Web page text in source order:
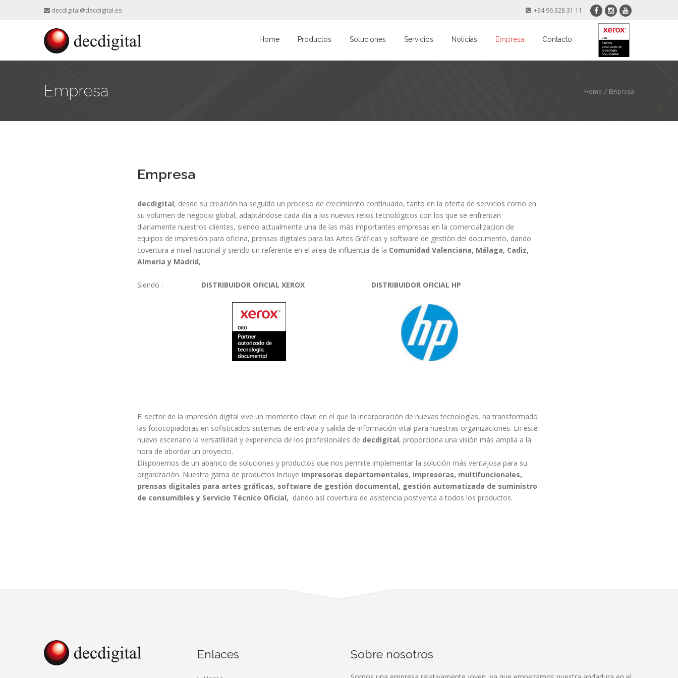
decdigital@decdigital.es +34 96 328 31 11
Home Productos Soluciones Servicios Noticias Empresa Contacto
Empresa Home / Empresa
Empresa
decdigital, desde su creación ha seguido un proceso de crecimiento continuado, tanto en la oferta de servicios como en
su volumen de negocio global, adaptándose cada día a los nuevos retos tecnológicos con los que se enfrentan
diariamente nuestros clientes, siendo actualmente una de las más importantes empresas en la comercializacion de
equipos de impresión para oficina, prensas digitales para las Artes Gráficas y software de gestión del documento, dando
covertura a nivel nacional y siendo un referente en el area de influencia de la Comunidad Valenciana, Málaga, Cadiz,
Almeria y Madrid,
Siendo : DISTRIBUIDOR OFICIAL XEROX DISTRIBUIDOR OFICIAL HP
El sector de la impresión digital vive un momento clave en el que la incorporación de nuevas tecnologías, ha transformado
las fotocopiadoras en sofisticados sistemas de entrada y salida de información vital para nuestras organizaciones. En este
nuevo escenario la versatilidad y experiencia de los profesionales de decdigital, proporciona una visión más amplia a la
hora de abordar un proyecto.
Disponemos de un abanico de soluciones y productos que nos permite implementar la solución más ventajosa para su
organización. Nuestra gama de productos incluye impresoras departamentales, impresoras, multifuncionales,
prensas digitales para artes gráficas, software de gestión documental, gestión automatizada de suministro
de consumibles y Servicio Técnico Oficial, dando así covertura de asistencia postventa a todos los productos.
Enlaces Sobre nosotros